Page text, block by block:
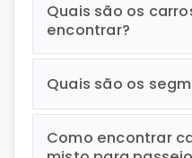
Quais são os
encontrar?
Quais são os
Como encontrar